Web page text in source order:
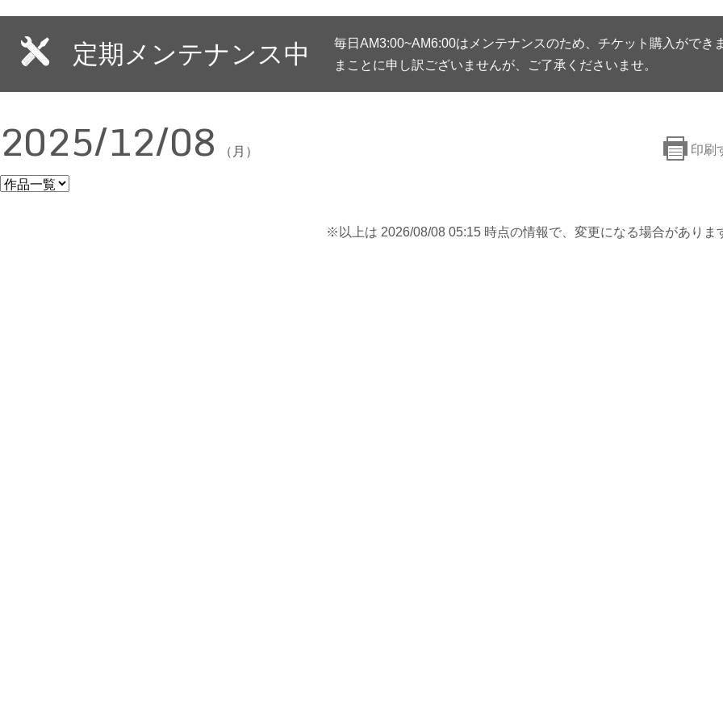
定期メンテナンス中
毎日AM3:00~AM6:00はメンテナンスのため、チケット購入ができ
まことに申し訳ございませんが、ご了承くださいませ。
印刷
2025/12/08 （月）
※以上は 2026/08/08 05:15 時点の情報で、変更になる場合がありま